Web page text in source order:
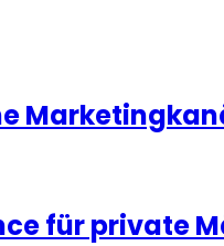
für private